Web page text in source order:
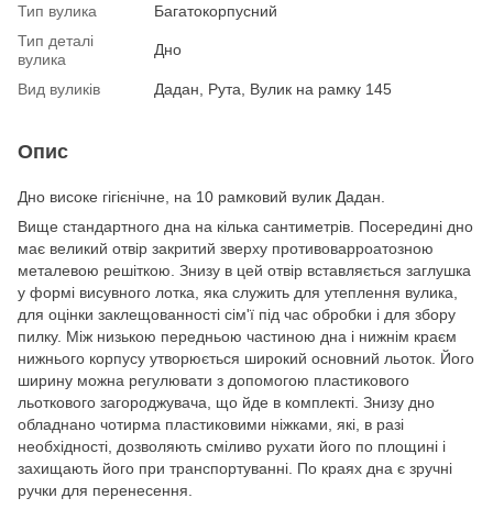
Тип вулика
Багатокорпусний
Тип деталі
вулика
Дно
Вид вуликів Дадан, Рута, Вулик на рамку 145
Опис
Дно високе гігієнічне, на 10 рамковий вулик Дадан.
Вище стандартного дна на кілька сантиметрів. Посередині дно
має великий отвір закритий зверху противоварроатозною
металевою решіткою. Знизу в цей отвір вставляється заглушка
у формі висувного лотка, яка служить для утеплення вулика,
для оцінки заклещованності сім'ї під час обробки і для збору
пилку. Між низькою передньою частиною дна і нижнім краєм
нижнього корпусу утворюється широкий основний льоток. Його
ширину можна регулювати з допомогою пластикового
льоткового загороджувача, що йде в комплекті. Знизу дно
обладнано чотирма пластиковими ніжками, які, в разі
необхідності, дозволяють сміливо рухати його по площині і
захищають його при транспортуванні. По краях дна є зручні
ручки для перенесення.